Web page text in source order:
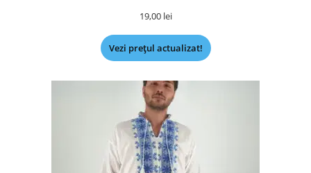
19,00 lei
Vezi prețul actualizat!